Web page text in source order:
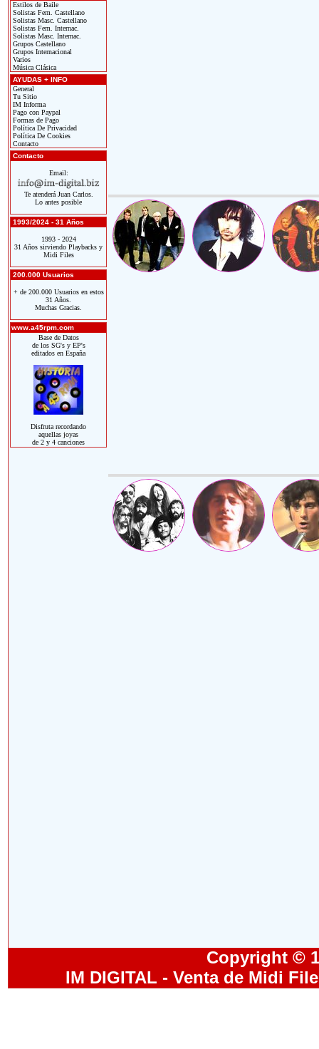
Estilos de Baile
Solistas Fem. Castellano
Solistas Masc. Castellano
Solistas Fem. Internac.
Solistas Masc. Internac.
Grupos Castellano
Grupos Internacional
Varios
Música Clásica
AYUDAS + INFO
General
Tu Sitio
IM Informa
Pago con Paypal
Formas de Pago
Política De Privacidad
Política De Cookies
Contacto
Contacto
Email:
Te atenderá Juan Carlos.
Lo antes posible
1993/2024 - 31 Años
1993 - 2024
31 Años sirviendo Playbacks y
Midi Files
200.000 Usuarios
+ de 200.000 Usuarios en estos
31 Años.
Muchas Gracias.
www.a45rpm.com
Base de Datos
de los SG's y EP's
editados en España
Disfruta recordando
aquellas joyas
de 2 y 4 canciones
Copyright ©
IM DIGITAL - Venta de Midi